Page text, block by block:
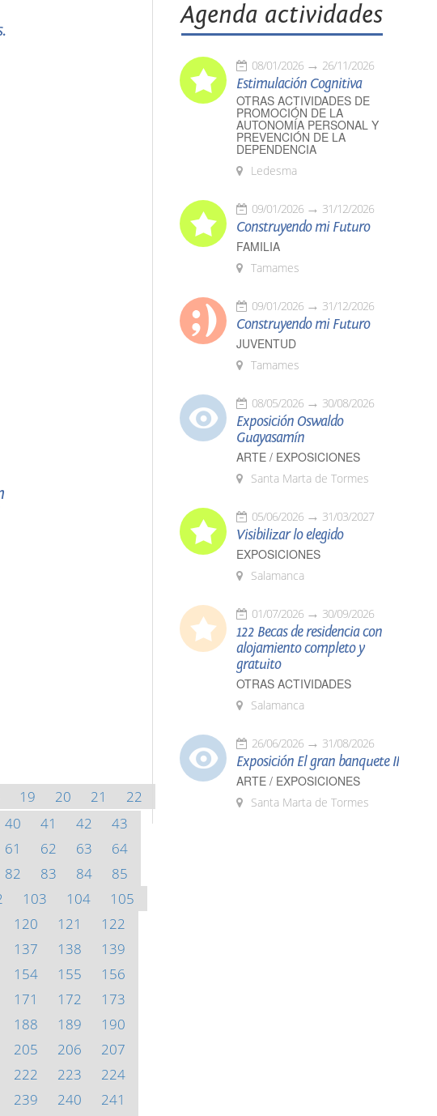
19 20 21
22
40 41 42
43
61 62 63
64
82 83 84
85
103 104
105
120 121
122
137 138
139
154 155
156
171 172
173
188 189
190
205 206
207
222 223
224
239 240
241
Agenda actividades
08/01/2026 26/11/2026
Estimulación Cognitiva
OTRAS ACTIVIDADES DE
PROMOCIÓN DE LA
AUTONOMÍA PERSONAL Y
PREVENCIÓN DE LA
DEPENDENCIA
Ledesma
09/01/2026 31/12/2026
Construyendo mi Futuro
FAMILIA
Tamames
09/01/2026 31/12/2026
Construyendo mi Futuro
JUVENTUD
Tamames
08/05/2026 30/08/2026
Exposición Oswaldo
Guayasamín
ARTE / EXPOSICIONES
Santa Marta de Tormes
05/06/2026 31/03/2027
Visibilizar lo elegido
EXPOSICIONES
Salamanca
01/07/2026 30/09/2026
122 Becas de residencia con
alojamiento completo y
gratuito
OTRAS ACTIVIDADES
Salamanca
26/06/2026 31/08/2026
Exposición El gran banquete II
ARTE / EXPOSICIONES
Santa Marta de Tormes